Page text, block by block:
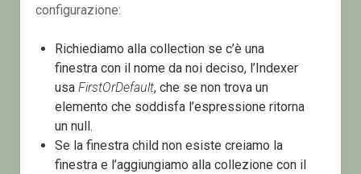
configurazione:
Richiediamo alla collection se c’è una
finestra con il nome da noi deciso, l’Indexer
usa FirstOrDefault, che se non trova un
elemento che soddisfa l’espressione ritorna
un null.
Se la finestra child non esiste creiamo la
finestra e l’aggiungiamo alla collezione con il